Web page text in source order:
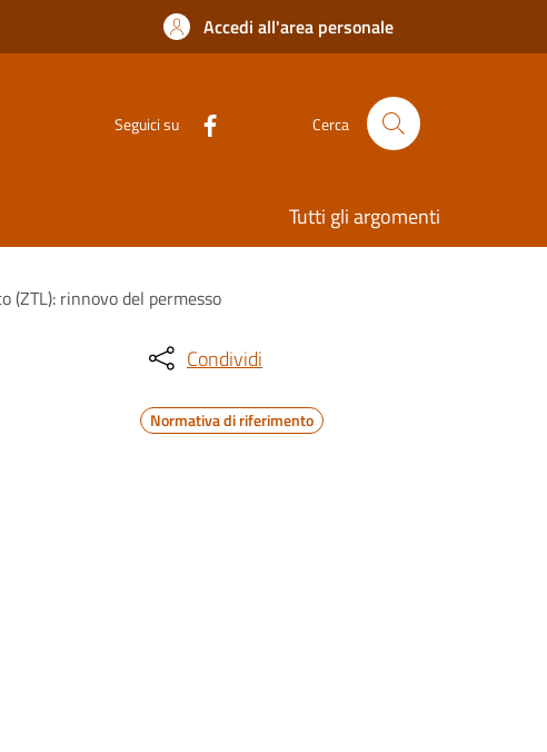
Accedi all'area personale
Seguici su Cerca
Tutti gli argomenti
rinnovo del permesso
Condividi
Normativa di riferimento